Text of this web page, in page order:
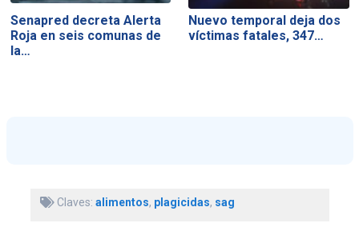
Senapred decreta Alerta
Roja en seis comunas de
la…
Nuevo temporal deja dos
víctimas fatales, 347…
Claves: alimentos, plagicidas, sag